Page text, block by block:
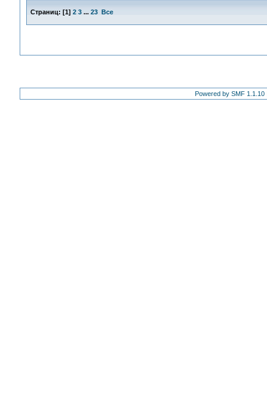
Страниц: [1] 2 3 ... 23 Все
Powered by SMF 1.1.10